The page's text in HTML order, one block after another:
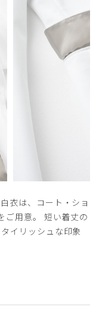
​4
衣は、コート・ショ
ご用意。 短い着丈の
イリッシュな印象